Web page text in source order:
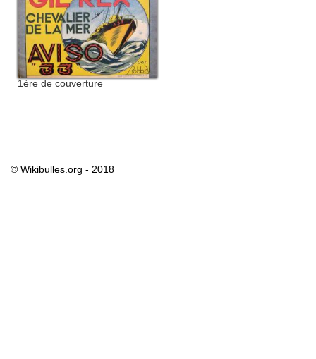
1ère de couverture
© Wikibulles.org - 2018